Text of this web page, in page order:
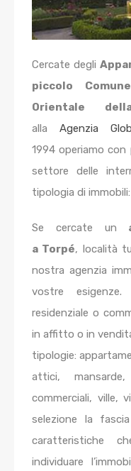
Cercate degli
piccolo
Orientale
alla Agenzia
1994 operiamo con
settore delle
tipologia di
Se cercate un
a Torpé, località
nostra agenzia
vostre
residenziale o
in affitto o in
tipologie:
attici,
commerciali, ville,
selezione la
caratteristiche
individuare